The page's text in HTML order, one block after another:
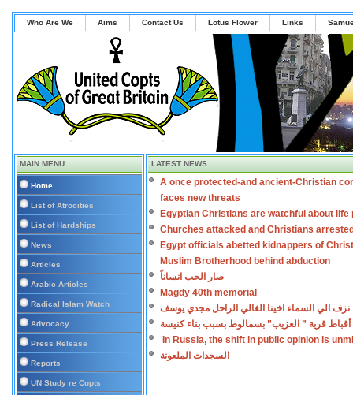
Who Are We Aims Contact Us Lotus Flower Links
MAIN MENU
Home
List of Atrocities
List of Hardships
News
Articles
Arabic Articles
Radical Islam Watch
Advocacy
Press Release
Reports
UN Study re Copts
LATEST NEWS
A once protected-and ancient-Christian
faces new threats
Egyptian Christians are watchful about life
Churches attacked and Christians
Egypt officials abetted kidnappers of
Muslim Brotherhood behind abduction
صار الحب انساناً
Magdy 40th memorial
نزف الي السماء اخينا الغالي الراحل مجدي يوسف
أقباط قرية ” العزيب” بسمالوط بسبب بناء كنيسة
In Russia, the shift in public opinion is
السجدات الملعونة